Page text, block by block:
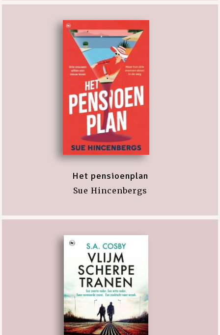
Het pensioenplan
Sue Hincenbergs